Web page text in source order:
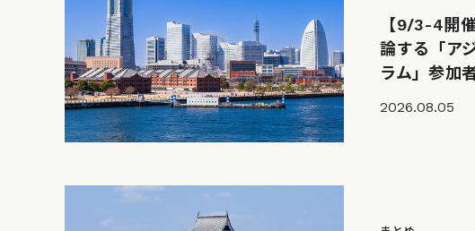
【9/3-4開
論する「ア
ラム」参加
2026.08.05